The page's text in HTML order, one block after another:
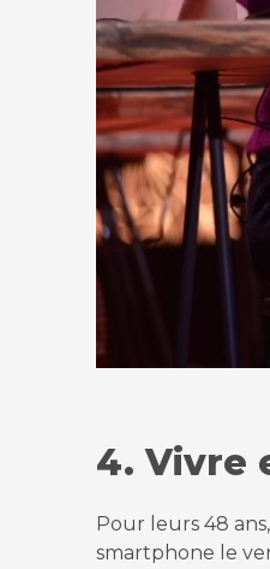
4. Vivre
Pour leurs 48
smartphone le